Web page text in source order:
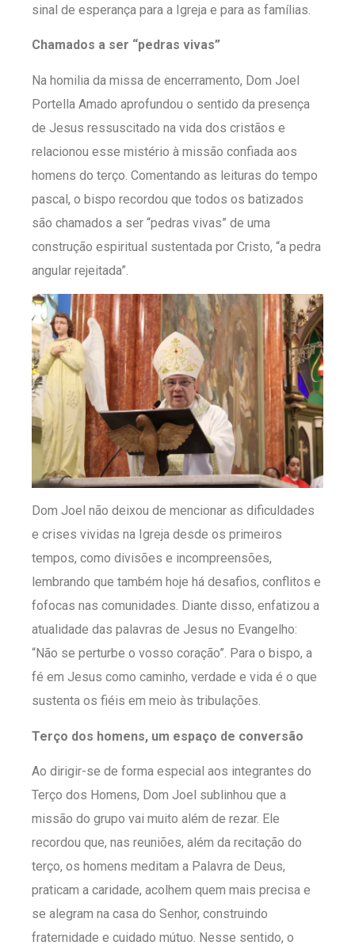
sinal de esperança para a Igreja e para as famílias.
Chamados a ser “pedras vivas”
Na homilia da missa de encerramento, Dom Joel
Portella Amado aprofundou o sentido da presença
de Jesus ressuscitado na vida dos cristãos e
relacionou esse mistério à missão confiada aos
homens do terço. Comentando as leituras do tempo
pascal, o bispo recordou que todos os batizados
são chamados a ser “pedras vivas” de uma
construção espiritual sustentada por Cristo, “a pedra
angular rejeitada”.
Dom Joel não deixou de mencionar as dificuldades
e crises vividas na Igreja desde os primeiros
tempos, como divisões e incompreensões,
lembrando que também hoje há desafios, conflitos e
fofocas nas comunidades. Diante disso, enfatizou a
atualidade das palavras de Jesus no Evangelho:
“Não se perturbe o vosso coração”. Para o bispo, a
fé em Jesus como caminho, verdade e vida é o que
sustenta os fiéis em meio às tribulações.
Terço dos homens, um espaço de conversão
Ao dirigir-se de forma especial aos integrantes do
Terço dos Homens, Dom Joel sublinhou que a
missão do grupo vai muito além de rezar. Ele
recordou que, nas reuniões, além da recitação do
terço, os homens meditam a Palavra de Deus,
praticam a caridade, acolhem quem mais precisa e
se alegram na casa do Senhor, construindo
fraternidade e cuidado mútuo. Nesse sentido, o